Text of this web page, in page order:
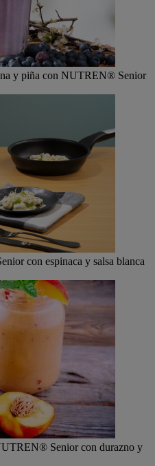
y piña con NUTREN® Senior
con espinaca y salsa blanca
Senior con durazno y